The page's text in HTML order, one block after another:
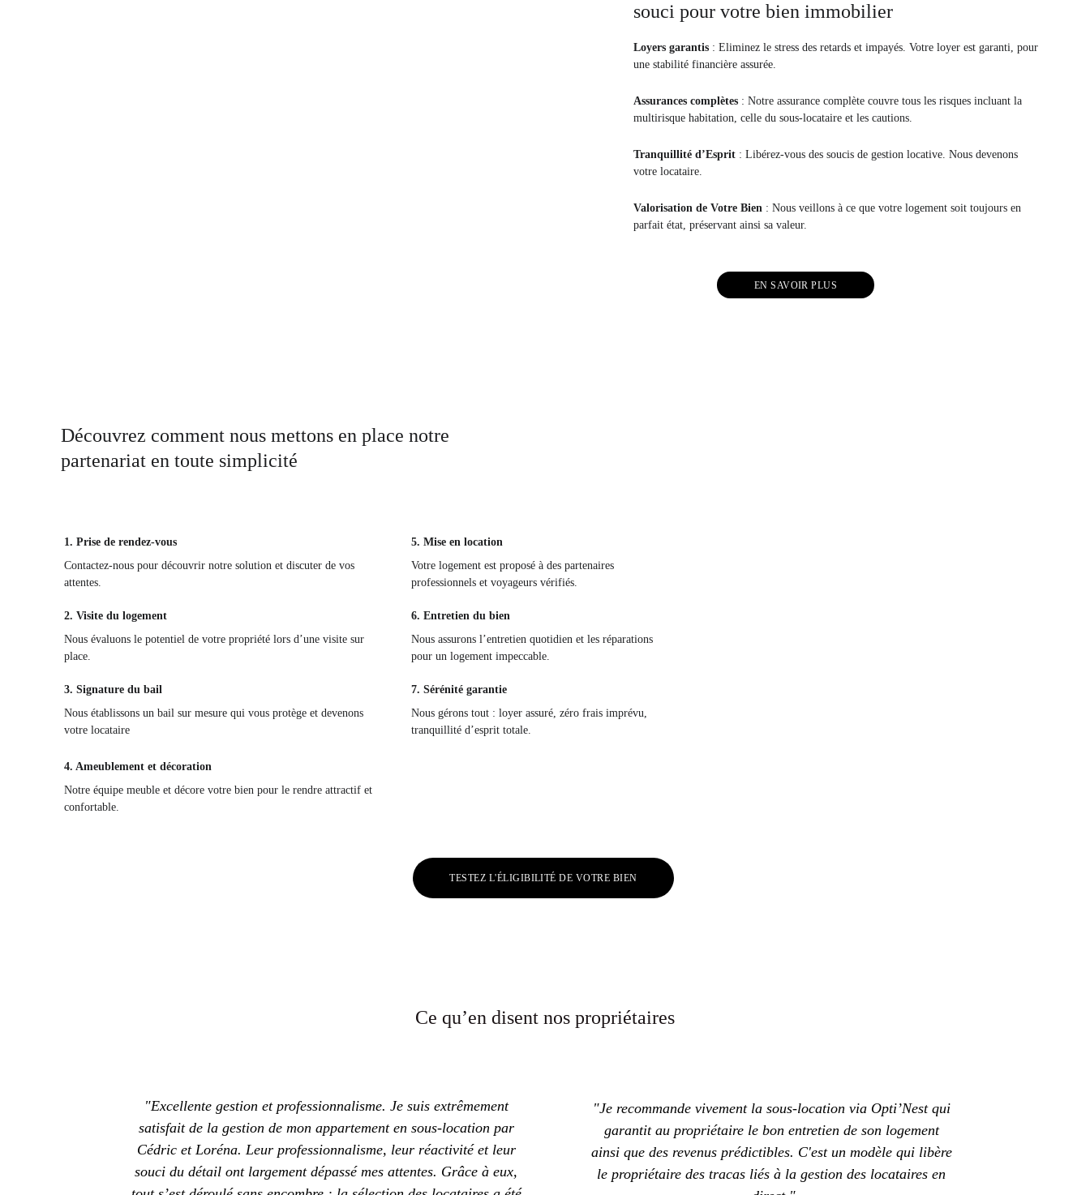
souci pour votre bien immobilier
Loyers garantis : Eliminez le stress des retards et impayés. Votre loyer est garanti, pour
une stabilité financière assurée.
Assurances complètes : Notre assurance complète couvre tous les risques incluant la
multirisque habitation, celle du sous-locataire et les cautions.
Tranquillité d’Esprit : Libérez-vous des soucis de gestion locative. Nous devenons
votre locataire.
Valorisation de Votre Bien : Nous veillons à ce que votre logement soit toujours en
parfait état, préservant ainsi sa valeur.
EN SAVOIR PLUS
Découvrez comment nous mettons en place notre
partenariat en toute simplicité
1. Prise de rendez-vous
Contactez-nous pour découvrir notre solution et discuter de vos
attentes.
2. Visite du logement
Nous évaluons le potentiel de votre propriété lors d’une visite sur
place.
3. Signature du bail
Nous établissons un bail sur mesure qui vous protège et devenons
votre locataire
4. Ameublement et décoration
Notre équipe meuble et décore votre bien pour le rendre attractif et
confortable.
TESTEZ L'ÉLIGIBILITÉ DE VOTRE BIEN
5. Mise en location
Votre logement est proposé à des partenaires
professionnels et voyageurs vérifiés.
6. Entretien du bien
Nous assurons l’entretien quotidien et les réparations
pour un logement impeccable.
7. Sérénité garantie
Nous gérons tout : loyer assuré, zéro frais imprévu,
tranquillité d’esprit totale.
Ce qu’en disent nos propriétaires
"Je recommande vivement la sous-location via Opti’Nest qui
garantit au propriétaire le bon entretien de son logement
ainsi que des revenus prédictibles. C'est un modèle qui libère
le propriétaire des tracas liés à la gestion des locataires en
"Excellente gestion et professionnalisme. Je suis extrêmement
satisfait de la gestion de mon appartement en sous-location par
Cédric et Loréna. Leur professionnalisme, leur réactivité et leur
souci du détail ont largement dépassé mes attentes. Grâce à eux,